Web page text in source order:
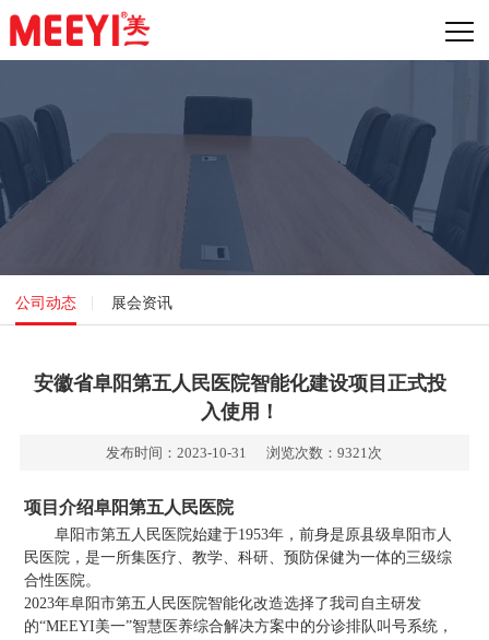
公司动态 展会资讯
安徽省阜阳第五人民医院智能化建设项目正式投
入使用！
发布时间：2023-10-31 浏览次数：9321次
项目介绍阜阳第五人民医院
阜阳市第五人民医院始建于1953年，前身是原县级阜阳市人
民医院，是一所集医疗、教学、科研、预防保健为一体的三级综
合性医院。
2023年阜阳市第五人民医院智能化改造选择了我司自主研发
的“MEEYI美一”智慧医养综合解决方案中的分诊排队叫号系统，